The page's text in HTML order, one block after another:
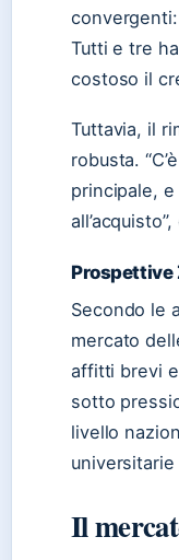
Tutti e tre
costoso il
Tuttavia, il
robusta.
principale,
Prospettive
Secondo le
mercato
affitti brevi e
sotto
livello
Il